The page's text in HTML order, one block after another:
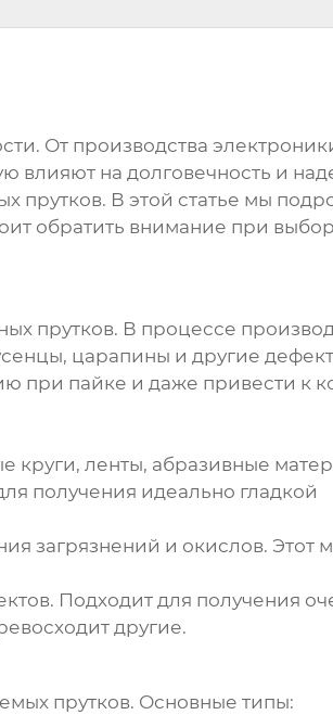
От производства
влияют на долговечность и
прутков. В этой статье мы
обратить внимание при
прутков. В процессе
царапины и другие
при пайке и даже привести к
круги, ленты, абразивные
получения идеально гладкой
загрязнений и окислов. Этот
Подходит для получения
другие.
прутков. Основные типы: